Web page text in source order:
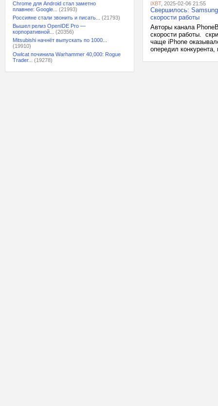
Chrome для Android стал заметно
плавнее: Google...
(21993)
Россияне стали звонить и писать...
(21793)
Вышел релиз OpenIDE Pro —
корпоративной...
(20356)
Mitsubishi начнёт выпускать по 1000...
(19910)
Owlcat починила Warhammer 40,000: Rogue
Trader...
(19278)
iXBT, 2025-02-06 21:55
Свершилось:
скорости работы
Авторы канала
скорости работы.
чаще iPhone
опередил